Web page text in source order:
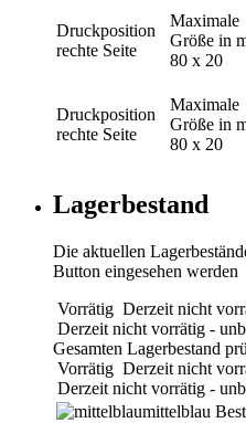
Druckposition
rechte Seite
Maximale
Größe in
80 x 20
Druckposition
rechte Seite
Maximale
Größe in
80 x 20
Lagerbestand
Die aktuellen
Button eingesehen werden
Vorrätig Derzeit nicht
Derzeit nicht vorrätig -
Gesamten Lagerbestand
Vorrätig Derzeit nicht
Derzeit nicht vorrätig -
mittelblau